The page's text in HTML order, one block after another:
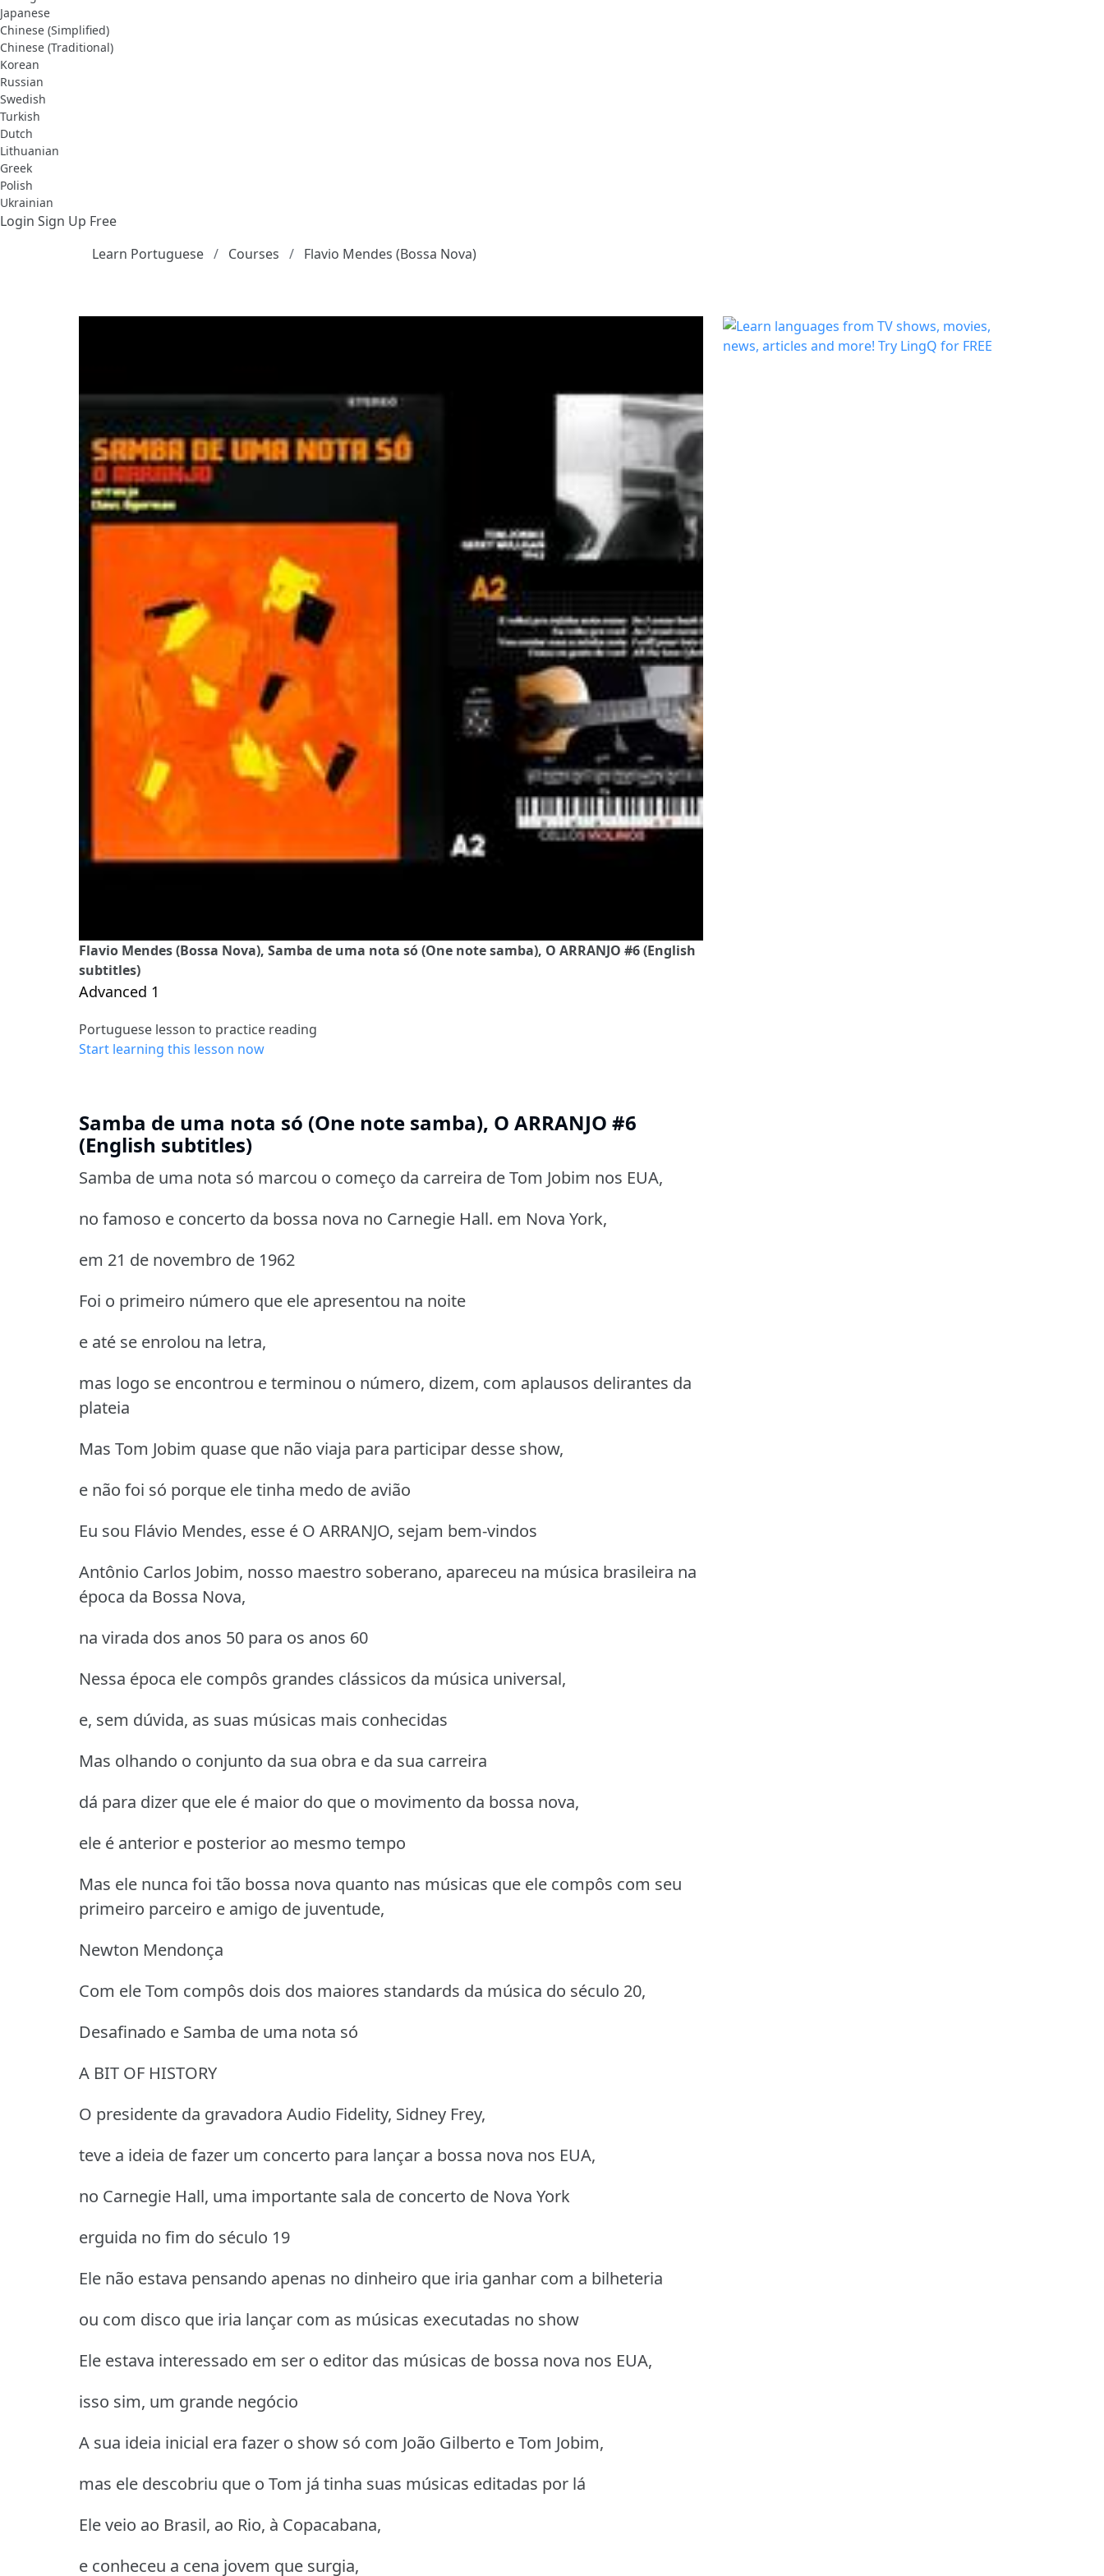
Japanese
Chinese (Simplified)
Chinese (Traditional)
Korean
Russian
Swedish
Turkish
Dutch
Lithuanian
Greek
Polish
Ukrainian
Login Sign Up Free
Learn Portuguese
Courses Flavio Mendes (Bossa Nova)
Flavio Mendes (Bossa Nova), Samba de uma nota só (One note samba), O ARRANJO #6 (English
subtitles)
Advanced 1
Portuguese lesson to practice reading
Start learning this lesson now
Samba de uma nota só (One note samba), O ARRANJO #6
(English subtitles)
Samba de uma nota só marcou o começo da carreira de Tom Jobim nos EUA,
no famoso e concerto da bossa nova no Carnegie Hall. em Nova York,
em 21 de novembro de 1962
Foi o primeiro número que ele apresentou na noite
e até se enrolou na letra,
mas logo se encontrou e terminou o número, dizem, com aplausos delirantes da
plateia
Mas Tom Jobim quase que não viaja para participar desse show,
e não foi só porque ele tinha medo de avião
Eu sou Flávio Mendes, esse é O ARRANJO, sejam bem-vindos
Antônio Carlos Jobim, nosso maestro soberano, apareceu na música brasileira na
época da Bossa Nova,
na virada dos anos 50 para os anos 60
Nessa época ele compôs grandes clássicos da música universal,
e, sem dúvida, as suas músicas mais conhecidas
Mas olhando o conjunto da sua obra e da sua carreira
dá para dizer que ele é maior do que o movimento da bossa nova,
ele é anterior e posterior ao mesmo tempo
Mas ele nunca foi tão bossa nova quanto nas músicas que ele compôs com seu
primeiro parceiro e amigo de juventude,
Newton Mendonça
Com ele Tom compôs dois dos maiores standards da música do século 20,
Desafinado e Samba de uma nota só
A BIT OF HISTORY
O presidente da gravadora Audio Fidelity, Sidney Frey,
teve a ideia de fazer um concerto para lançar a bossa nova nos EUA,
no Carnegie Hall, uma importante sala de concerto de Nova York
erguida no fim do século 19
Ele não estava pensando apenas no dinheiro que iria ganhar com a bilheteria
ou com disco que iria lançar com as músicas executadas no show
Ele estava interessado em ser o editor das músicas de bossa nova nos EUA,
isso sim, um grande negócio
A sua ideia inicial era fazer o show só com João Gilberto e Tom Jobim,
mas ele descobriu que o Tom já tinha suas músicas editadas por lá
Ele veio ao Brasil, ao Rio, à Copacabana,
e conheceu a cena jovem que surgia,